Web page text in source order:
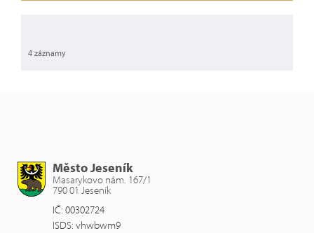
4 záznamy
Město Jeseník
Masarykovo nám. 167/1
790 01 Jeseník
IČ: 00302724
ISDS: vhwbwm9